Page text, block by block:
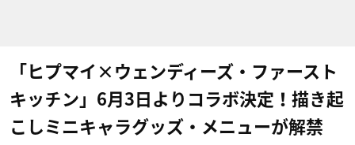
「ヒプマイ×ウェンディーズ・ファースト
キッチン」6月3日よりコラボ決定！描き起
こしミニキャラグッズ・メニューが解禁